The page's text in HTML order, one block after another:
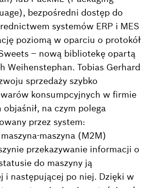
bezpośredni dostęp do
systemów ERP i MES
poziomą w oparciu o protokół
– nową bibliotekę opartą
Weihenstephan. Tobias Gerhard
sprzedaży szybko
konsumpcyjnych w firmie
objaśnił, na czym polega
przez system:
maszyna (M2M)
przekazywanie informacji o
do maszyny ją
i następującej po niej. Dzięki w